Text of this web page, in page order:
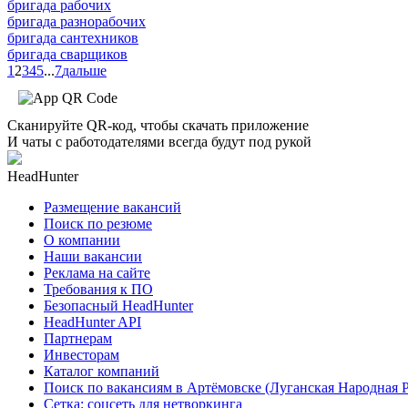
бригада рабочих
бригада разнорабочих
бригада сантехников
бригада сварщиков
1 2345...7дальше
Сканируйте QR-код, чтобы скачать приложение
И чаты с работодателями всегда будут под рукой
HeadHunter
Размещение вакансий
Поиск по резюме
О компании
Наши вакансии
Реклама на сайте
Требования к ПО
Безопасный HeadHunter
HeadHunter API
Партнерам
Инвесторам
Каталог компаний
Поиск по вакансиям в Артёмовске (Луганская Народная
Сетка: соцсеть для нетворкинга